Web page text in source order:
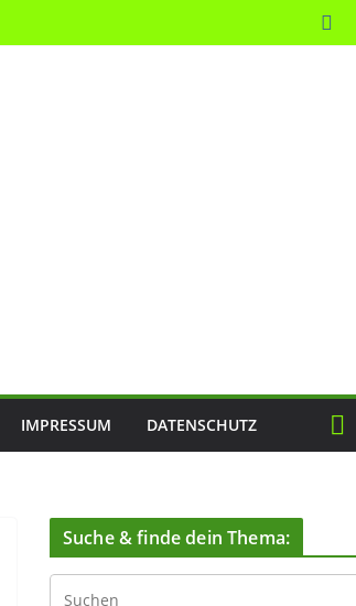
IMPRESSUM DATENSCHUTZ
Suche & finde dein Thema: